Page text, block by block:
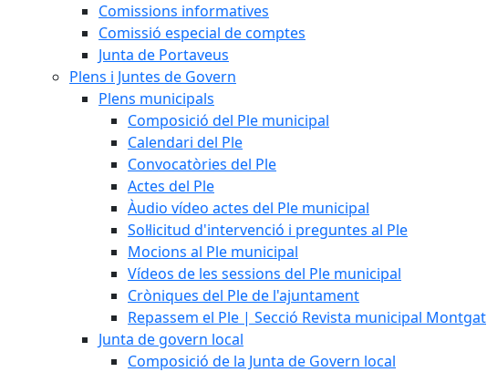
Comissions informatives
Comissió especial de comptes
Junta de Portaveus
Plens i Juntes de Govern
Plens municipals
Composició del Ple municipal
Calendari del Ple
Convocatòries del Ple
Actes del Ple
Àudio vídeo actes del Ple municipal
Sol·licitud d'intervenció i preguntes al Ple
Mocions al Ple municipal
Vídeos de les sessions del Ple municipal
Cròniques del Ple de l'ajuntament
Repassem el Ple | Secció Revista municipal Montgat
Junta de govern local
Composició de la Junta de Govern local